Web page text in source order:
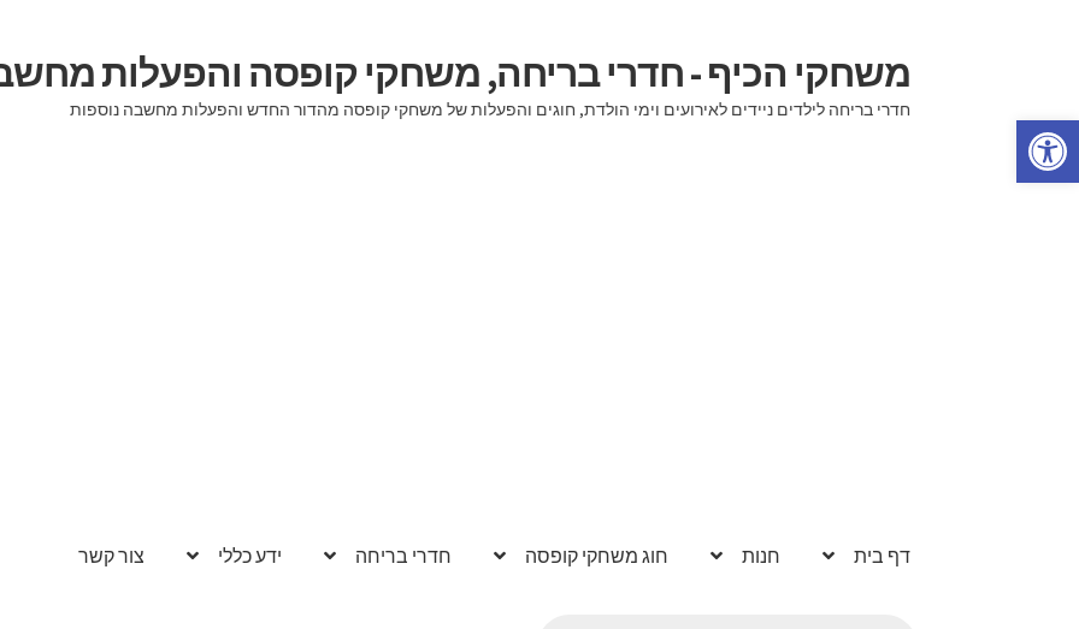
פתח סרגל נגישות
דלג
לניווט
לדלג
לתוכן
משחקי הכיף - חדרי בריחה, משחקי קופסה והפעלות
חדרי בריחה לילדים ניידים לאירועים וימי הולדת, חוגים והפעלות של משחקי קופסה מהדור החדש והפעלות מחשבה נוספות
דף בית חנות חוג משחקי קופסה חדרי בריחה ידע כללי צור קשר